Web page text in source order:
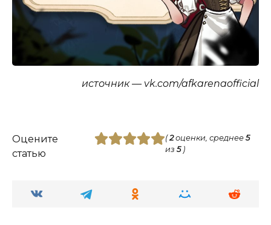
источник — vk.com/afkarenaofficial
Оцените
статью
(2оценки, среднее 5
из 5)